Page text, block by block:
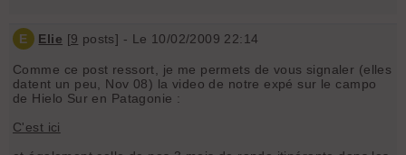
E Elie [9 posts] - Le 10/02/2009 22:14
Comme ce post ressort, je me permets de vous signaler (elles
datent un peu, Nov 08) la video de notre expé sur le campo
de Hielo Sur en Patagonie :
C'est ici